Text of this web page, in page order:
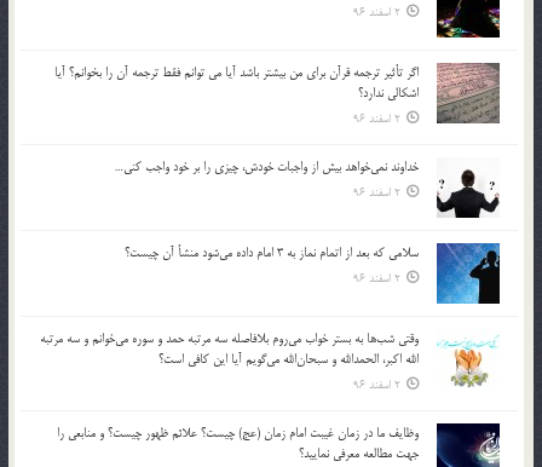
2 اسفند 96
اگر تأثير ترجمه قرآن براي من بيشتر باشد آيا مي توانم فقط ترجمه آن را بخوانم؟ آيا
اشكالي ندارد؟
2 اسفند 96
خداوند نمي‌خواهد بيش از واجبات خودش، چيزي را بر خود واجب كني…
2 اسفند 96
سلامي كه بعد از اتمام نماز به 3 امام داده مي‌شود منشأ آن چيست؟
2 اسفند 96
وقتي شب‌ها به بستر خواب مي‌روم بلافاصله سه مرتبه حمد و سوره مي‌خوانم و سه مرتبه
الله اكبر، الحمدالله و سبحان‌الله مي‌گويم آيا اين كافي است؟
2 اسفند 96
وظايف ما در زمان غيبت امام زمان (عج) چيست؟ علائم ظهور چيست؟ و منابعي را
جهت مطالعه معرفي نماييد؟